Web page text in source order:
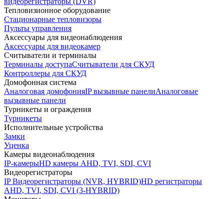
Тепловизионное оборудование
Стационарные тепловизоры
Пульты управления
Аксессуары для видеонаблюдения
Аксессуары для видеокамер
Считыватели и терминалы
Терминалы доступаСчитыватели для СКУД
Контроллеры для СКУД
Домофонная система
Аналоговая домофонияIP вызывные панелиАналоговые
вызывные панели
Турникеты и ограждения
Турникеты
Исполнительные устройства
Замки
Уценка
Камеры видеонаблюдения
IP-камерыHD камеры AHD, TVI, SDI, CVI
Видеорегистраторы
IP Видеорегистраторы (NVR, HYBRID)HD регистраторы
AHD, TVI, SDI, CVI (3-HYBRID)